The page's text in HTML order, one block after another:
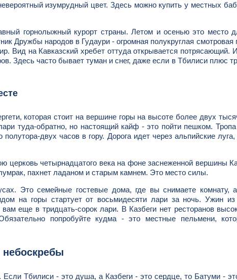
изумрудный цвет. Здесь можно купить у местных
горнолыжный курорт страны. Летом и осенью это место
Дружбы народов в Гудаури - огромная полукруглая
Вид на Кавказский хребет оттуда открывается потрясающий.
Здесь часто бывает туман и снег, даже если в Тбилиси плюс
которая стоит на вершине горы на высоте более двух
туда-обратно, но настоящий кайф - это пойти пешком.
двух часов в гору. Дорога идет через альпийские
церковь четырнадцатого века на фоне заснеженной вершины
пахнет ладаном и старым камнем. Это место силы.
Это семейные гостевые дома, где вы снимаете комнату,
на горы стартует от восьмидесяти лари за ночь. Ужин
еще в тридцать-сорок лари. В Казбеги нет ресторанов
попробуйте кудма - это местные пельмени,
небоскребы
Если Тбилиси - это душа, а Казбеги - это сердце, то Батуми -